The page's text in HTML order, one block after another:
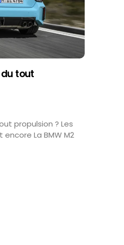
du tout
propulsion ? Les
La BMW M2